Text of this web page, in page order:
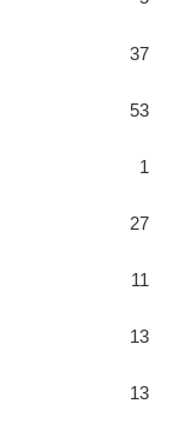
37
53
1
27
11
13
13